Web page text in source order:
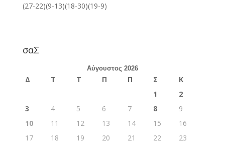
(27-22)(9-13)(18-30)(19-9)
σαΣ
Αύγουστος 2026
Δ Τ Τ Π Π Σ
Κ
1
2
3
4 5 6 7 8
9
10
11 12 13 14 15
16
17
18 19 20 21 22 23